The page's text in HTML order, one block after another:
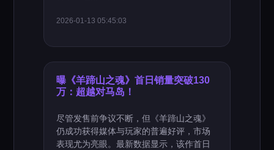
2026-01-13 05:45:03
曝《羊蹄山之魂》首日销量突破130
万：超越对马岛！
尽管发售前争议不断，但《羊蹄山之魂》
仍成功获得媒体与玩家的普遍好评，市场
表现尤为亮眼。最新数据显示，该作首日